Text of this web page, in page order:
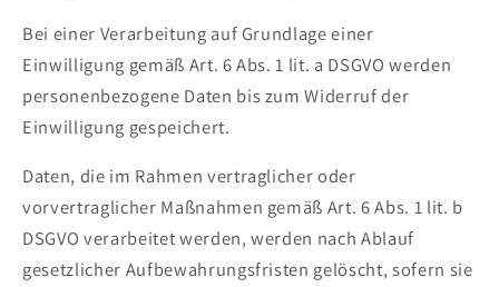
Bei einer Verarbeitung auf Grundlage einer
Einwilligung gemäß Art. 6 Abs. 1 lit. a DSGVO werden
personenbezogene Daten bis zum Widerruf der
Einwilligung gespeichert.
Daten, die im Rahmen vertraglicher oder
vorvertraglicher Maßnahmen gemäß Art. 6 Abs. 1 lit. b
DSGVO verarbeitet werden, werden nach Ablauf
gesetzlicher Aufbewahrungsfristen gelöscht, sofern sie